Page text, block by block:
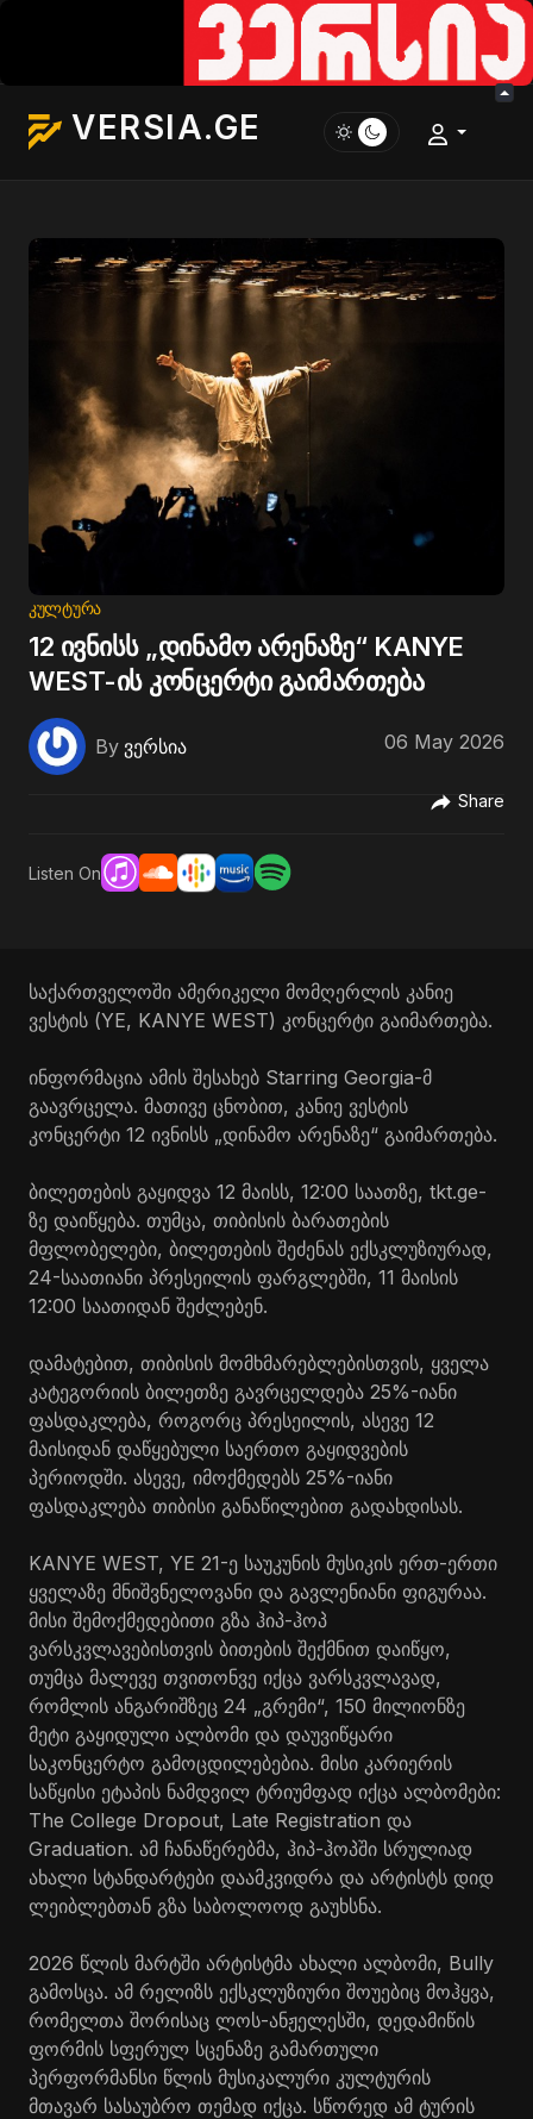
VERSIA.GE
ᲙᲣᲚᲢᲣᲠᲐ
12 ივნისს „დინამო არენაზე“ KANYE
WEST-ის კონცერტი გაიმართება
By ვერსია 06 May 2026
Share
Listen On
საქართველოში ამერიკელი მომღერლის კანიე
ვესტის (YE, KANYE WEST) კონცერტი გაიმართება.
ინფორმაცია ამის შესახებ Starring Georgia-მ
გაავრცელა. მათივე ცნობით, კანიე ვესტის
კონცერტი 12 ივნისს „დინამო არენაზე“ გაიმართება.
ბილეთების გაყიდვა 12 მაისს, 12:00 საათზე, tkt.ge-
ზე დაიწყება. თუმცა, თიბისის ბარათების
მფლობელები, ბილეთების შეძენას ექსკლუზიურად,
24-საათიანი პრესეილის ფარგლებში, 11 მაისის
12:00 საათიდან შეძლებენ.
დამატებით, თიბისის მომხმარებლებისთვის, ყველა
კატეგორიის ბილეთზე გავრცელდება 25%-იანი
ფასდაკლება, როგორც პრესეილის, ასევე 12
მაისიდან დაწყებული საერთო გაყიდვების
პერიოდში. ასევე, იმოქმედებს 25%-იანი
ფასდაკლება თიბისი განაწილებით გადახდისას.
KANYE WEST, YE 21-ე საუკუნის მუსიკის ერთ-ერთი
ყველაზე მნიშვნელოვანი და გავლენიანი ფიგურაა.
მისი შემოქმედებითი გზა ჰიპ-ჰოპ
ვარსკვლავებისთვის ბითების შექმნით დაიწყო,
თუმცა მალევე თვითონვე იქცა ვარსკვლავად,
რომლის ანგარიშზეც 24 „გრემი“, 150 მილიონზე
მეტი გაყიდული ალბომი და დაუვიწყარი
საკონცერტო გამოცდილებებია. მისი კარიერის
საწყისი ეტაპის ნამდვილ ტრიუმფად იქცა ალბომები:
The College Dropout, Late Registration და
Graduation. ამ ჩანაწერებმა, ჰიპ-ჰოპში სრულიად
ახალი სტანდარტები დაამკვიდრა და არტისტს დიდ
ლეიბლებთან გზა საბოლოოდ გაუხსნა.
2026 წლის მარტში არტისტმა ახალი ალბომი, Bully
გამოსცა. ამ რელიზს ექსკლუზიური შოუებიც მოჰყვა,
რომელთა შორისაც ლოს-ანჟელესში, დედამიწის
ფორმის სფერულ სცენაზე გამართული
პერფორმანსი წლის მუსიკალური კულტურის
მთავარ სასაუბრო თემად იქცა. სწორედ ამ ტურის